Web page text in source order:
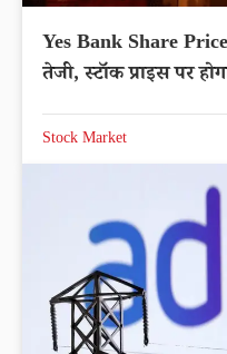
Yes Bank Share
तेजी, स्टॉक प्राइस पर
Stock Market